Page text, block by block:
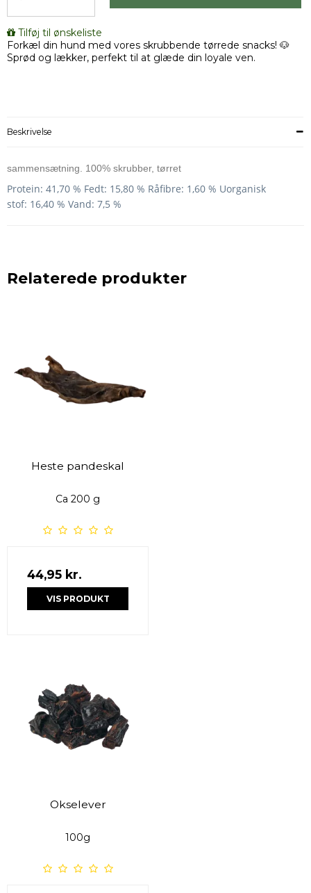
Tilføj til ønskeliste
Forkæl din hund med vores skrubbende tørrede snacks! 🐶
Sprød og lækker, perfekt til at glæde din loyale ven.
Beskrivelse
sammensætning. 100% skrubber, tørret
Protein: 41,70 % Fedt: 15,80 % Råfibre: 1,60 % Uorganisk
stof: 16,40 % Vand: 7,5 %
Relaterede produkter
Heste pandeskal
Ca 200 g
44,95 kr.
VIS PRODUKT
Okselever
100g